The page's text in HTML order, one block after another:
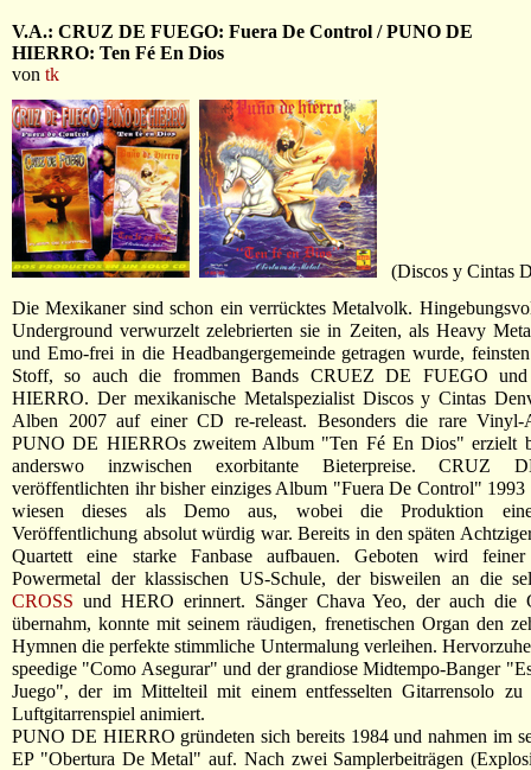
V.A.: CRUZ DE FUEGO: Fuera De Control / PUNO DE
HIERRO: Ten Fé En Dios
von tk
(Discos y Cintas
Die Mexikaner sind schon ein verrücktes Metalvolk.
Underground verwurzelt zelebrierten sie in Zeiten, als Heavy
und Emo-frei in die Headbangergemeinde getragen wurde,
Stoff, so auch die frommen Bands CRUEZ DE FUEGO
HIERRO. Der mexikanische Metalspezialist Discos y Cintas
Alben 2007 auf einer CD re-releast. Besonders die rare Vinyl-
PUNO DE HIERROs zweitem Album "Ten Fé En Dios" erzielt
anderswo inzwischen exorbitante Bieterpreise. CRUZ
veröffentlichten ihr bisher einziges Album "Fuera De Control" 1993
wiesen dieses als Demo aus, wobei die Produktion
Veröffentlichung absolut würdig war. Bereits in den späten
Quartett eine starke Fanbase aufbauen. Geboten wird feiner
Powermetal der klassischen US-Schule, der bisweilen an die
CROSS und HERO erinnert. Sänger Chava Yeo, der auch die
übernahm, konnte mit seinem räudigen, frenetischen Organ den
Hymnen die perfekte stimmliche Untermalung verleihen.
speedige "Como Asegurar" und der grandiose Midtempo-Banger
Juego", der im Mittelteil mit einem entfesselten Gitarrensolo zu
Luftgitarrenspiel animiert.
PUNO DE HIERRO gründeten sich bereits 1984 und nahmen im
EP "Obertura De Metal" auf. Nach zwei Samplerbeiträgen